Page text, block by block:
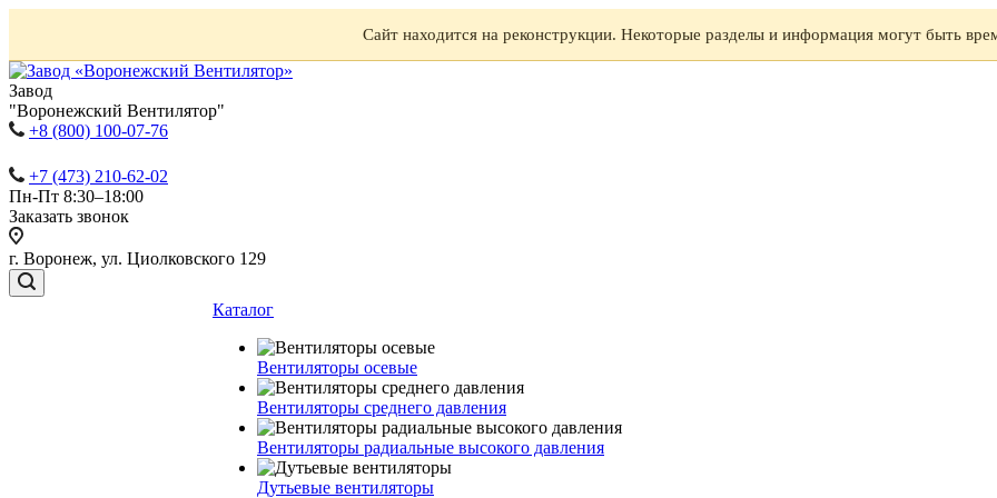
Сайт находится на реконструкции. Некоторые разделы и информация могут быть
Завод
"Воронежский Вентилятор"
+8 (800) 100-07-76
+7 (473) 210-62-02
Пн-Пт 8:30–18:00
Заказать звонок
г. Воронеж, ул. Циолковского 129
Каталог
Вентиляторы осевые
Вентиляторы среднего давления
Вентиляторы радиальные высокого давления
Дутьевые вентиляторы